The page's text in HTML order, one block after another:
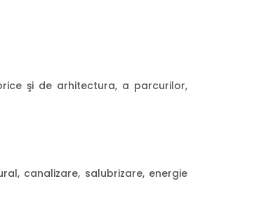
şi de arhitectura, a parcurilor,
canalizare, salubrizare, energie